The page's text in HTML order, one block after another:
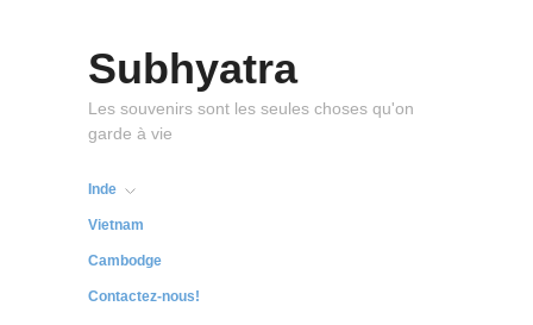
Subhyatra
Les souvenirs sont les seules choses qu'on
garde à vie
Inde
Vietnam
Cambodge
Contactez-nous!